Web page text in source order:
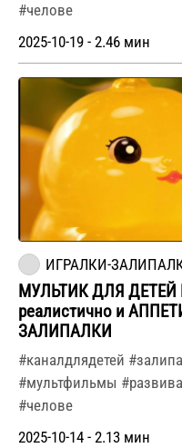
#челове
2025-10-19 - 2.46 мин
ИГРАЛКИ-
МУЛЬТИК ДЛЯ ДЕТЕЙ
реалистично и
ЗАЛИПАЛКИ
#каналдлядетей
#мультфильмы
#челове
2025-10-14 - 2.13 мин